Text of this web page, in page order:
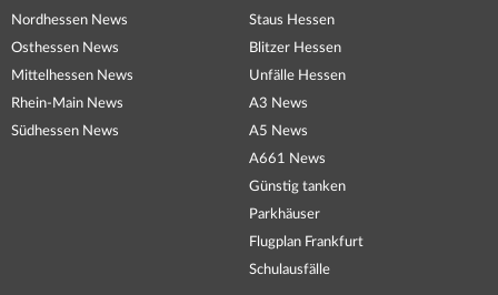
Nordhessen News
Osthessen News
Mittelhessen News
Rhein-Main News
Südhessen News
Staus Hessen
Blitzer Hessen
Unfälle Hessen
A3 News
A5 News
A661 News
Günstig tanken
Parkhäuser
Flugplan Frankfurt
Schulausfälle